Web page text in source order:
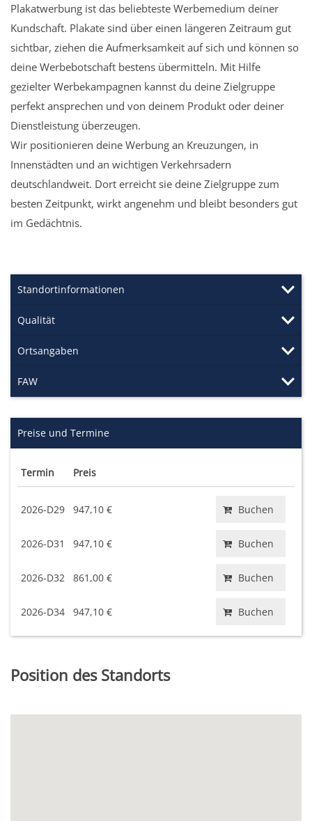
Plakatwerbung ist das beliebteste Werbemedium deiner
Kundschaft. Plakate sind über einen längeren Zeitraum gut
sichtbar, ziehen die Aufmerksamkeit auf sich und können so
deine Werbebotschaft bestens übermitteln. Mit Hilfe
gezielter Werbekampagnen kannst du deine Zielgruppe
perfekt ansprechen und von deinem Produkt oder deiner
Dienstleistung überzeugen.
Wir positionieren deine Werbung an Kreuzungen, in
Innenstädten und an wichtigen Verkehrsadern
deutschlandweit. Dort erreicht sie deine Zielgruppe zum
besten Zeitpunkt, wirkt angenehm und bleibt besonders gut
im Gedächtnis.
Standortinformationen
Qualität
Ortsangaben
FAW
Preise und Termine
Termin Preis
2026-D29 947,10 € Buchen
2026-D31 947,10 € Buchen
2026-D32 861,00 € Buchen
2026-D34 947,10 € Buchen
Position des Standorts